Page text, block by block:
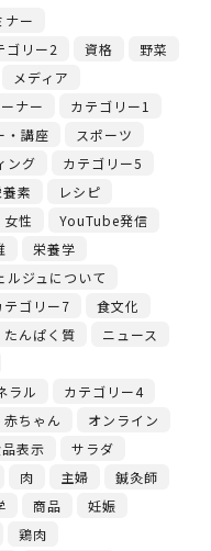
ナー
ゴリー2 資格
野菜
メディア
ナー
カテゴリー1
・講座
スポーツ
ング
カテゴリー5
素
レシピ
女性
YouTube発信
栄養学
ルジュについて
テゴリー7
食文化
たんぱく質
ニュース
ラル
カテゴリー4
赤ちゃん
オンライン
表示
サラダ
肉 主婦
鍼灸師
商品
妊娠
鶏肉